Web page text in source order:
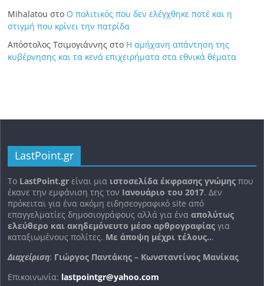
Mihalatou στο Ο πολιτικός που δεν ελέγχθηκε ποτέ και η
στιγμή που κρίνει την πατρίδα
Απόστολος Τσιμογιάννης στο Η αμήχανη απάντηση της
κυβέρνησης και τα κενά επιχειρήματα στα εθνικά θέματα
LastPoint.gr
To LastPoint.gr είναι μια ιστοσελίδα έκφρασης γνώμης που
έκανε την εμφάνιση της τον Ιανουάριο του 2017. Δεν
πρόκειται για ένα ακόμη ειδησεογραφικό site από
επαγγελματίες δημοσιογράφους αλλά για ένααπολύτως
ελεύθερο και ακηδεμόνευτο μέσο αρθρογραφίας για
καταξιωμένους πολίτες. Με άποψη μέχρι τέλους...
Διαχείριση: Γιώργος Παντάκης – Κωνσταντίνος Μανίκας
Επικοινωνία: lastpointgr@yahoo.com